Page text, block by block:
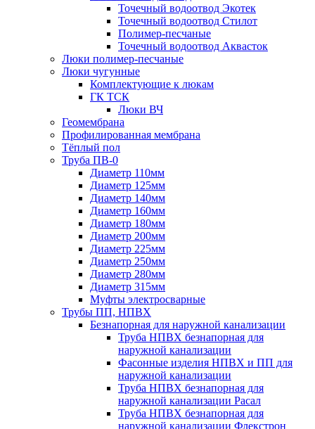
Точечный водоотвод Экотек
Точечный водоотвод Стилот
Полимер-песчаные
Точечный водоотвод Аквасток
Люки полимер-песчаные
Люки чугунные
Комплектующие к люкам
ГК ТСК
Люки ВЧ
Геомембрана
Профилированная мембрана
Тёплый пол
Труба ПВ-0
Диаметр 110мм
Диаметр 125мм
Диаметр 140мм
Диаметр 160мм
Диаметр 180мм
Диаметр 200мм
Диаметр 225мм
Диаметр 250мм
Диаметр 280мм
Диаметр 315мм
Муфты электросварные
Трубы ПП, НПВХ
Безнапорная для наружной канализации
Труба НПВХ безнапорная для
наружной канализации
Фасонные изделия НПВХ и ПП для
наружной канализации
Труба НПВХ безнапорная для
наружной канализации Расал
Труба НПВХ безнапорная для
наружной канализации Флекстрон